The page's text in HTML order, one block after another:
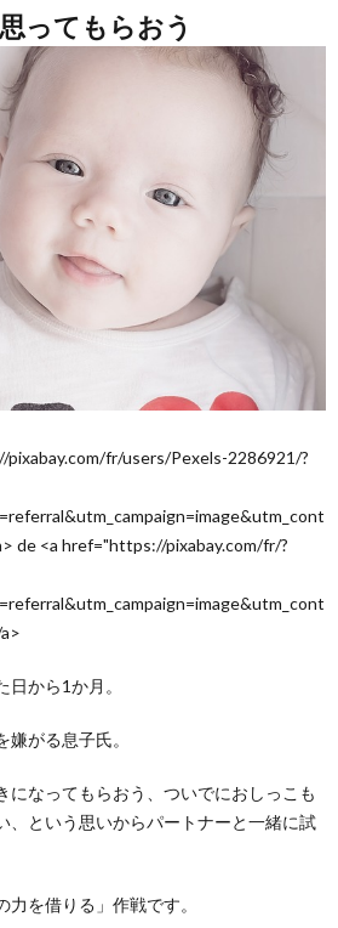
ってもらおう
fr/users/Pexels-2286921/?
de <a href="https://pixabay.com/fr/?
から1か月。
がる息子氏。
になってもらおう、ついでにおしっこも
、という思いからパートナーと一緒に試
を借りる」作戦です。